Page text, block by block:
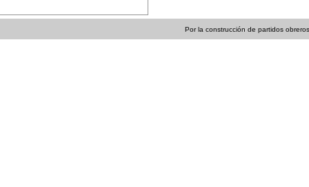
Por la construcción de partidos